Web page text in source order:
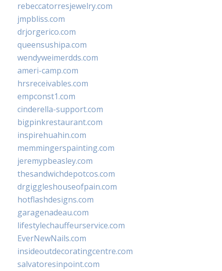
rebeccatorresjewelry.com
jmpbliss.com
drjorgerico.com
queensushipa.com
wendyweimerdds.com
ameri-camp.com
hrsreceivables.com
empconst1.com
cinderella-support.com
bigpinkrestaurant.com
inspirehuahin.com
memmingerspainting.com
jeremypbeasley.com
thesandwichdepotcos.com
drgiggleshouseofpain.com
hotflashdesigns.com
garagenadeau.com
lifestylechauffeurservice.com
EverNewNails.com
insideoutdecoratingcentre.com
salvatoresinpoint.com